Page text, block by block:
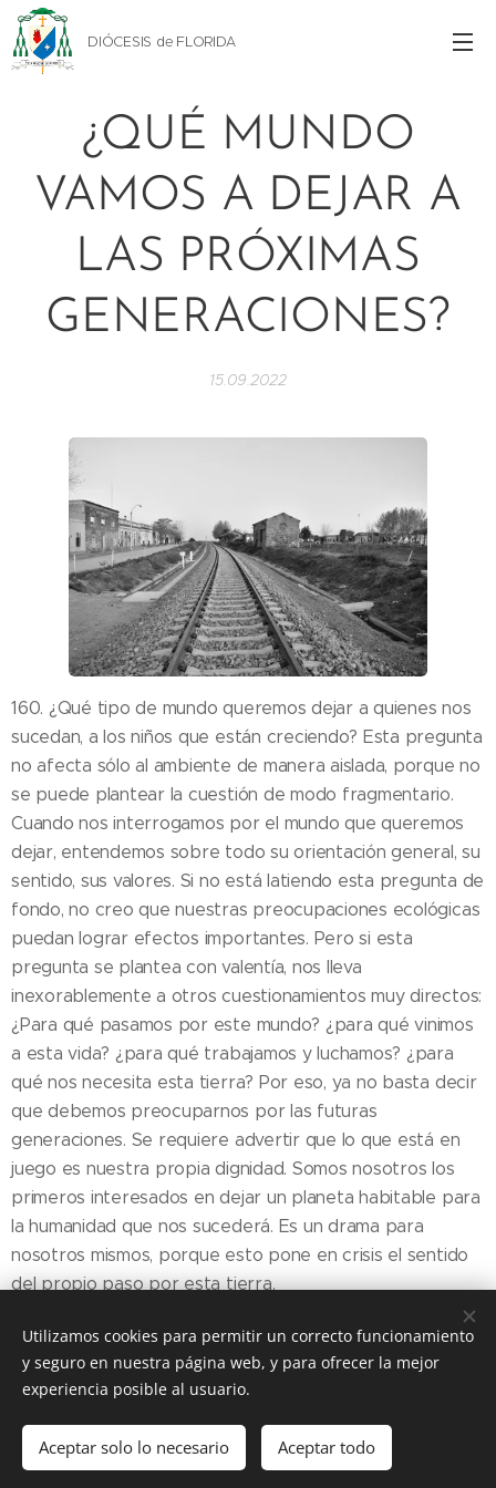
DIÓCESIS de FLORIDA
¿QUÉ MUNDO
VAMOS A DEJAR A
LAS PRÓXIMAS
GENERACIONES?
15.09.2022
160. ¿Qué tipo de mundo queremos dejar a quienes nos
sucedan, a los niños que están creciendo? Esta pregunta
no afecta sólo al ambiente de manera aislada, porque no
se puede plantear la cuestión de modo fragmentario.
Cuando nos interrogamos por el mundo que queremos
dejar, entendemos sobre todo su orientación general, su
sentido, sus valores. Si no está latiendo esta pregunta de
fondo, no creo que nuestras preocupaciones ecológicas
puedan lograr efectos importantes. Pero si esta
pregunta se plantea con valentía, nos lleva
inexorablemente a otros cuestionamientos muy directos:
¿Para qué pasamos por este mundo? ¿para qué vinimos
a esta vida? ¿para qué trabajamos y luchamos? ¿para
qué nos necesita esta tierra? Por eso, ya no basta decir
que debemos preocuparnos por las futuras
generaciones. Se requiere advertir que lo que está en
juego es nuestra propia dignidad. Somos nosotros los
primeros interesados en dejar un planeta habitable para
la humanidad que nos sucederá. Es un drama para
nosotros mismos, porque esto pone en crisis el sentido
del propio paso por esta tierra.
Share
Utilizamos cookies para permitir un correcto funcionamiento
y seguro en nuestra página web, y para ofrecer la mejor
experiencia posible al usuario.
Aceptar solo lo necesario Aceptar todo